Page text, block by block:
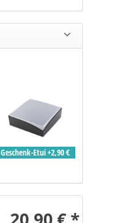
Geschenk-Etui +2,90 €